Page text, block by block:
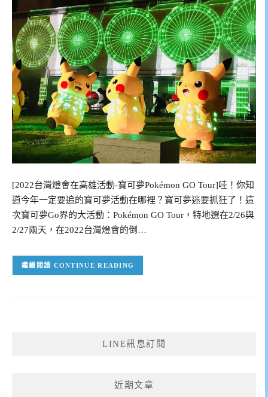
[2022台灣燈會在高雄活動-寶可夢Pokémon GO Tour]哇！你知
道今年一定要追的寶可夢活動在哪裡？寶可夢迷要抓狂了！這
次寶可夢Go界的大活動：Pokémon GO Tour，特地選在2/26與
2/27兩天，在2022台灣燈會的倒…
CONTINUE READING
LINE訊息訂閱
近期文章